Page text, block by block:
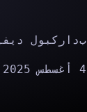
بداركبول
4 أغسطس 2025